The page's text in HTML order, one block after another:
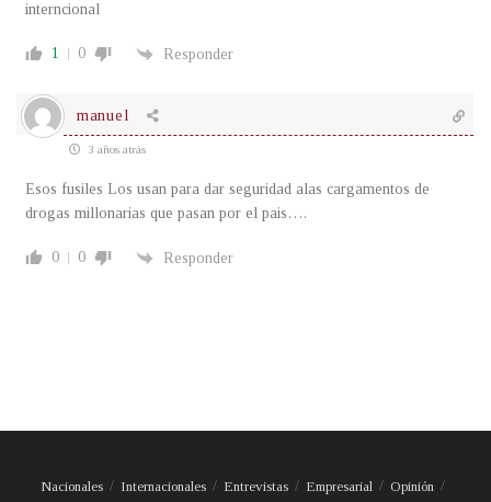
interncional
1 0 Responder
manuel
3 años atrás
Esos fusiles Los usan para dar seguridad alas cargamentos de
drogas millonarias que pasan por el pais….
0 0 Responder
Nacionales Internacionales Entrevistas Empresarial Opinión